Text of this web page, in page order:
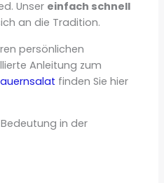
Unser einfach schnell
an die Tradition.
persönlichen
Anleitung zum
finden Sie hier
in der